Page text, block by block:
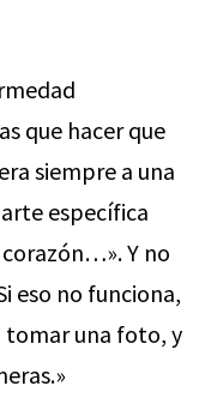
que hacer que
siempre a una
específica
Y no
eso no funciona,
tomar una foto, y